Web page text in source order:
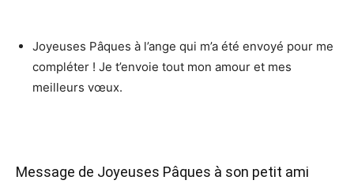
Joyeuses Pâques à l’ange qui m’a été envoyé pour me
compléter ! Je t’envoie tout mon amour et mes
meilleurs vœux.
Message de Joyeuses Pâques à son petit ami